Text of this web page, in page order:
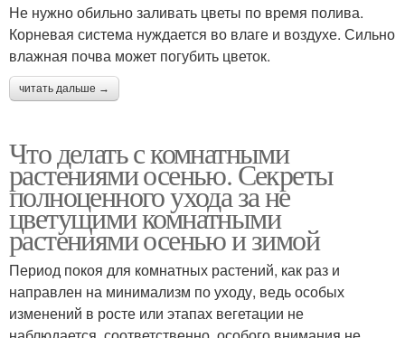
Не нужно обильно заливать цветы по время полива.
Корневая система нуждается во влаге и воздухе. Сильно
влажная почва может погубить цветок.
читать дальше →
Что делать с комнатными
растениями осенью. Секреты
полноценного ухода за не
цветущими комнатными
растениями осенью и зимой
Период покоя для комнатных растений, как раз и
направлен на минимализм по уходу, ведь особых
изменений в росте или этапах вегетации не